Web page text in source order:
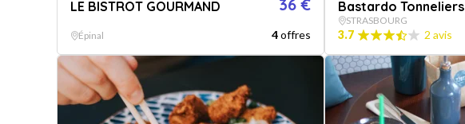
LE BISTROT GOURMAND 36 €
Épinal 4offres
Bastardo Tonneliers
STRASBOURG
3.7 2 avis